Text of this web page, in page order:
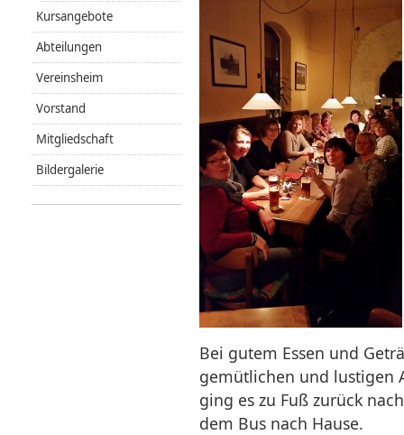
Bei gutem Essen und
gemütlichen und lustigen
ging es zu Fuß zurück
dem Bus nach Hause.
Kursangebote
Abteilungen
Vereinsheim
Vorstand
Mitgliedschaft
Bildergalerie